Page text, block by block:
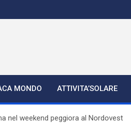
MONDO ATTIVITA’SOLARE
nel weekend peggiora al Nordovest